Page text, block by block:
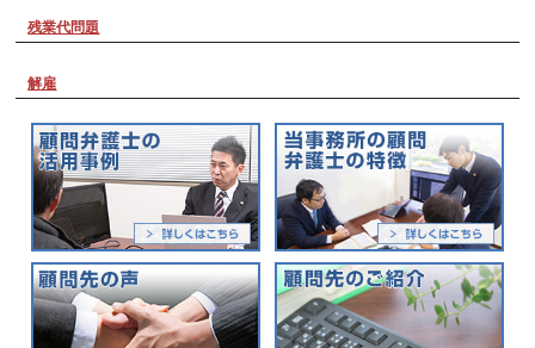
残業代問題
解雇